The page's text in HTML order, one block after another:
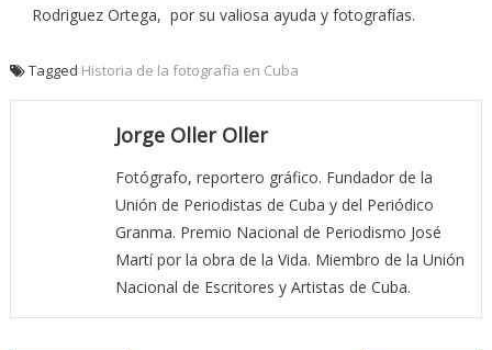
Rodriguez Ortega, por su valiosa ayuda y fotografías.
Tagged Historia de la fotografía en Cuba
Jorge Oller Oller
Fotógrafo, reportero gráfico. Fundador de la
Unión de Periodistas de Cuba y del Periódico
Granma. Premio Nacional de Periodismo José
Martí por la obra de la Vida. Miembro de la Unión
Nacional de Escritores y Artistas de Cuba.